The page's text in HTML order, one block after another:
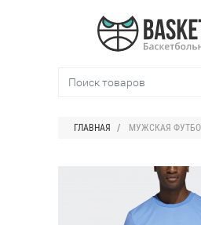
ГЛАВНАЯ МУЖСКАЯ ФУТБОЛКА